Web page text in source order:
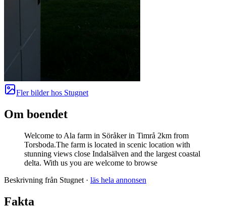
Fler bilder hos Stugnet
Om boendet
Welcome to Ala farm in Söråker in Timrå 2km from
Torsboda.The farm is located in scenic location with
stunning views close Indalsälven and the largest coastal
delta. With us you are welcome to browse
Beskrivning från Stugnet · läs hela annonsen
Fakta